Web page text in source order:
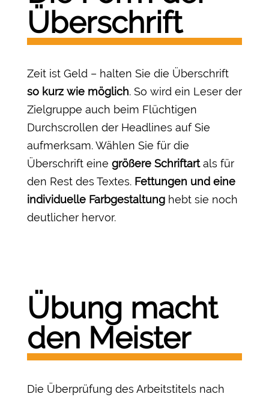
Überschrift
Zeit ist Geld – halten Sie die Überschrift
so kurz wie möglich. So wird ein Leser der
Zielgruppe auch beim Flüchtigen
Durchscrollen der Headlines auf Sie
aufmerksam. Wählen Sie für die
Überschrift eine größere Schriftartals für
den Rest des Textes. Fettungen und eine
individuelle Farbgestaltunghebt sie noch
deutlicher hervor.
Übung macht
den Meister
Die Überprüfung des Arbeitstitels nach